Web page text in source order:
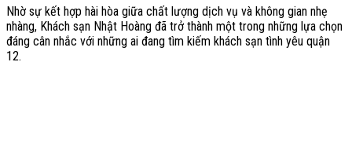
Nhờ sự kết hợp hài hòa giữa chất lượng dịch vụ và không gian nhẹ
nhàng, Khách sạn Nhật Hoàng đã trở thành một trong những lựa chọn
đáng cân nhắc với những ai đang tìm kiếm khách sạn tình yêu quận
12.